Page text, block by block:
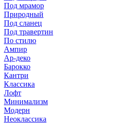
Под мрамор
Природный
Под сланец
Под травертин
По стилю
Ампир
Ар-деко
Барокко
Кантри
Классика
Лофт
Минимализм
Модерн
Неоклассика